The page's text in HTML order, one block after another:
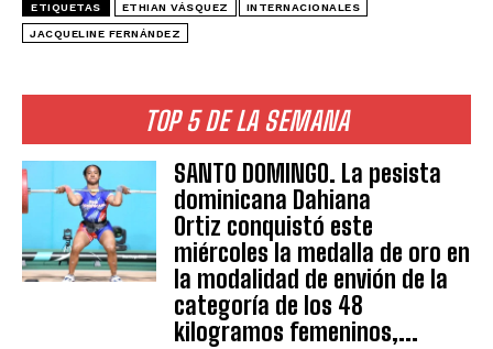
TOP 5 DE LA SEMANA
SANTO DOMINGO. La pesista
dominicana Dahiana
Ortiz conquistó este
miércoles la medalla de oro en
la modalidad de envión de la
categoría de los 48
kilogramos femeninos,...
ETIQUETAS ETHIAN VÁSQUEZ INTERNACIONALES
JACQUELINE FERNÁNDEZ